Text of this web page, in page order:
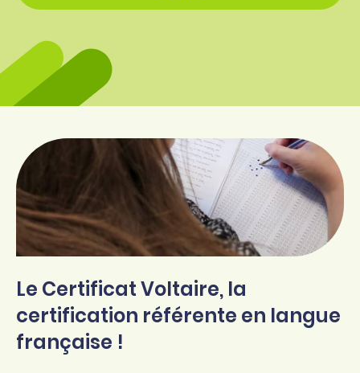
Le Certificat Voltaire, la
certification référente en langue
française !